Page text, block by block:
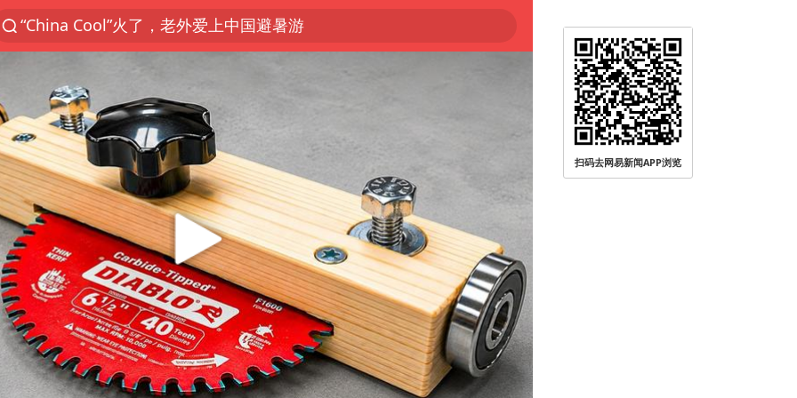
“China Cool”火了，老外爱上中国避暑游
香港宏福苑火灾或由烟头引起
云南一地村民过火把节意外灼伤16人
张本智和：零封向鹏不意外
泰国初中生饮弹自尽前开了26枪
用AI造出新病毒意味着什么
今年第二强台风将带来多大影响
浙江最强风雨时段已锁定
上半年国内居民出游人次34.63亿
女子被狗舔脚确诊三级暴露 医生回应
扫码去网易新闻APP浏览